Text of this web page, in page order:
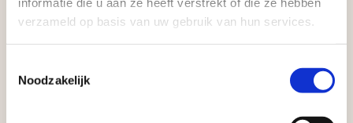
verzameld op basis van uw gebruik van hun services.
Noodzakelijk
aan producten van topkwaliteit. Lees meer over de
zakelijke mogelijkheden.
zaterdag. Bekijk de vestigingspagina voor de
actuele openingstijden.